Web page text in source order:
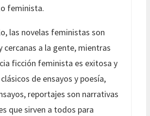
feminista.
las novelas feministas son
cercanas a la gente, mientras
ficción feminista es exitosa y
de ensayos y poesía,
reportajes son narrativas
que sirven a todos para